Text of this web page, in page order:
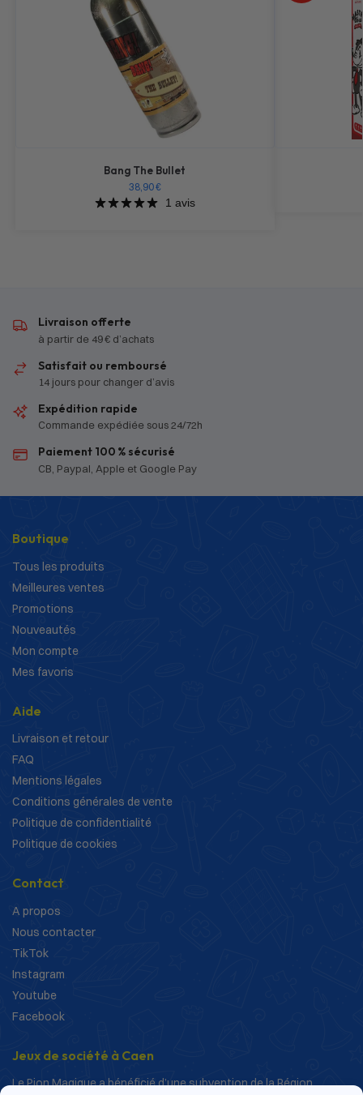
Bang The Bullet
38,90€
1 avis
Livraison offerte
à partir de 49 € d’achats
Satisfait ou remboursé
14 jours pour changer d’avis
Expédition rapide
Commande expédiée sous 24/72h
Paiement 100 % sécurisé
CB, Paypal, Apple et Google Pay
Boutique
Tous les produits
Meilleures ventes
Promotions
Nouveautés
Mon compte
Mes favoris
Aide
Livraison et retour
FAQ
Mentions légales
Conditions générales de vente
Politique de confidentialité
Politique de cookies
Contact
A propos
Nous contacter
TikTok
Instagram
Youtube
Facebook
Jeux de société à Caen
Le Pion Magique a bénéficié d’une subvention de la Région